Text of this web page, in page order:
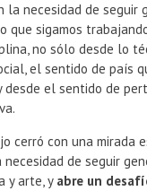
la necesidad de seguir
que sigamos
no sólo desde lo
el sentido de país
el sentido de
cerró con una mirada
de seguir
y arte, y abre un